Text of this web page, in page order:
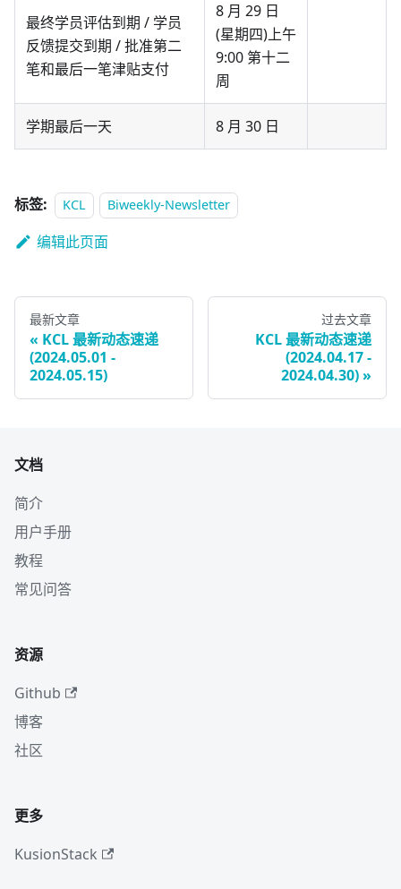
最终学员评估到期 / 学员
反馈提交到期 / 批准第二
笔和最后一笔津贴支付
8 月 29 日
(星期四)上午
9:00 第十二
周
学期最后一天 8 月 30 日
标签: KCL Biweekly-Newsletter
编辑此页面
最新文章
KCL 最新动态速递
(2024.05.01 -
2024.05.15)
过去文章
KCL 最新动态速递
(2024.04.17 -
2024.04.30)
文档
简介
用户手册
教程
常见问答
资源
Github
博客
社区
更多
KusionStack